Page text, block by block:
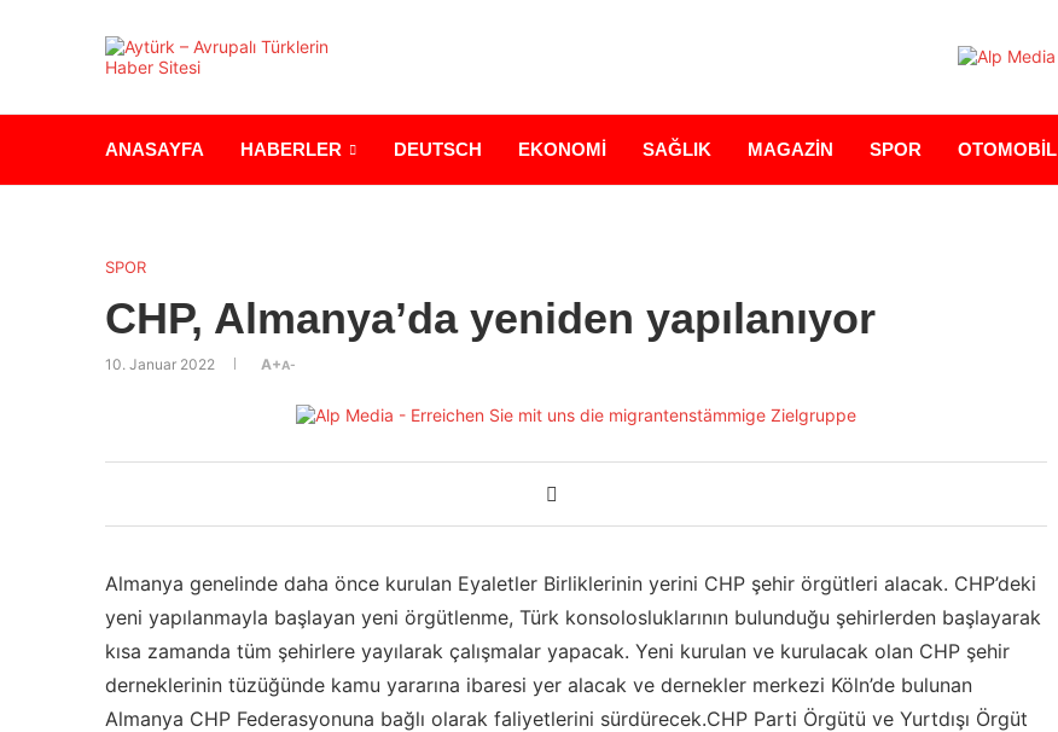
ANASAYFA HABERLER DEUTSCH EKONOMİ SAĞLIK MAGAZİN SPOR OTOMOBİL
SPOR
CHP, Almanya’da yeniden yapılanıyor
10. Januar 2022 A+A-
Almanya genelinde daha önce kurulan Eyaletler Birliklerinin yerini CHP şehir örgütleri alacak. CHP’deki
yeni yapılanmayla başlayan yeni örgütlenme, Türk konsolosluklarının bulunduğu şehirlerden başlayarak
kısa zamanda tüm şehirlere yayılarak çalışmalar yapacak. Yeni kurulan ve kurulacak olan CHP şehir
derneklerinin tüzüğünde kamu yararına ibaresi yer alacak ve dernekler merkezi Köln’de bulunan
Almanya CHP Federasyonuna bağlı olarak faliyetlerini sürdürecek.CHP Parti Örgütü ve Yurtdışı Örgüt